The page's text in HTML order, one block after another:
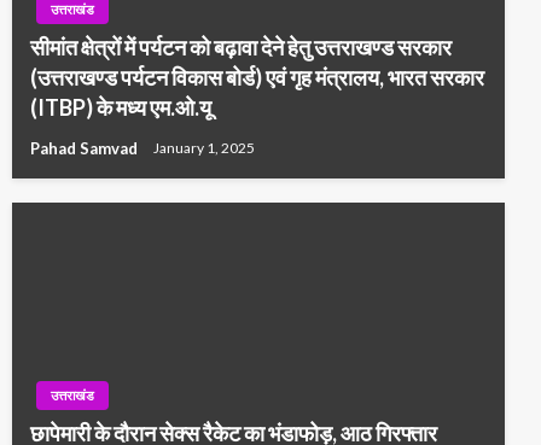
उत्तराखंड
सीमांत क्षेत्रों में पर्यटन को बढ़ावा देने हेतु उत्तराखण्ड सरकार
(उत्तराखण्ड पर्यटन विकास बोर्ड) एवं गृह मंत्रालय, भारत सरकार
(ITBP) के मध्य एम.ओ.यू
Pahad Samvad January 1, 2025
उत्तराखंड
छापेमारी के दौरान सेक्स रैकेट का भंडाफोड़, आठ गिरफ्तार